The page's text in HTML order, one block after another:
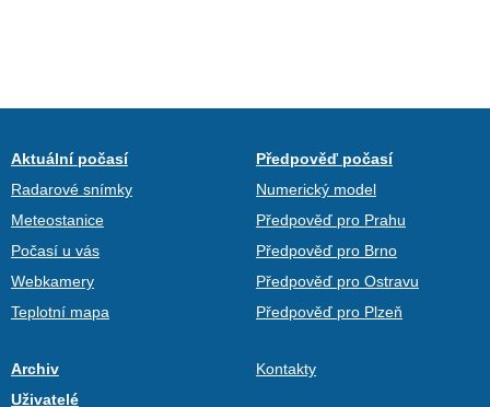
Aktuální počasí
Radarové snímky
Meteostanice
Počasí u vás
Webkamery
Teplotní mapa
Předpověď počasí
Numerický model
Předpověď pro Prahu
Předpověď pro Brno
Předpověď pro Ostravu
Předpověď pro Plzeň
Archiv
Uživatelé
Kontakty